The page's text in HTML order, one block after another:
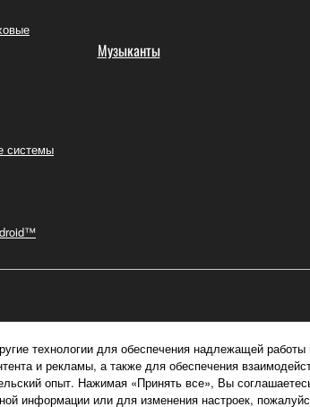
системы
Музыканты
технологии для обеспечения надлежащей работы
и рекламы, а также для обеспечения
опыт. Нажимая «Принять все», Вы
информации или для изменения настроек,